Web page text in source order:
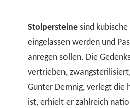
Stolpersteine sind
eingelassen werden und
anregen sollen. Die
vertrieben,
Gunter Demnig, verlegt die
ist, erhielt er zahlreich